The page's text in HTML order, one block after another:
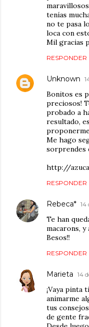
tenías
no te pasa
loca con
Mil gracias
RESPONDER
Unknown
Bonitos es
preciosos!
probado a
resultado,
Me hago
sorprendes
http://
RESPONDER
Rebeca* 14
Te han
macarons,
Besos!!
RESPONDER
Marieta 14
¡Vaya pinta
animarme
tus
de gente